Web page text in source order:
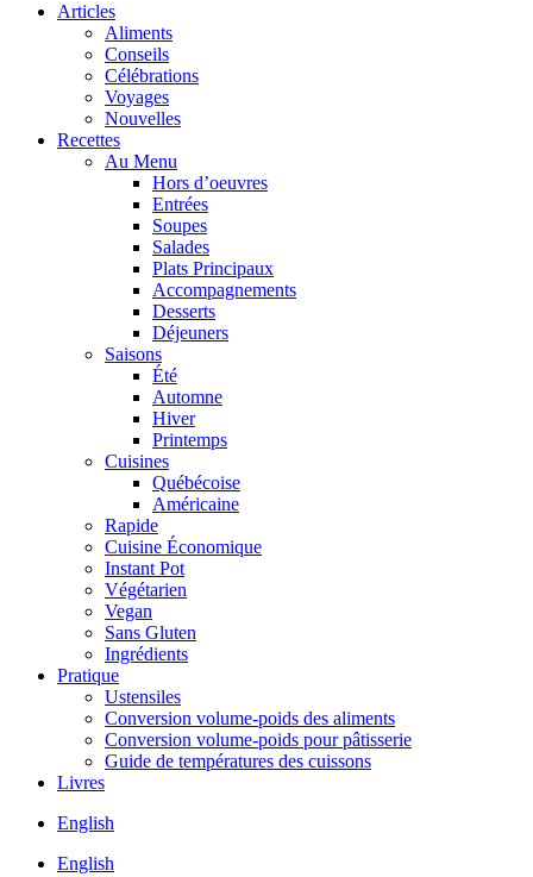
Articles
Aliments
Conseils
Célébrations
Voyages
Nouvelles
Recettes
Au Menu
Hors d’oeuvres
Entrées
Soupes
Salades
Plats Principaux
Accompagnements
Desserts
Déjeuners
Saisons
Été
Automne
Hiver
Printemps
Cuisines
Québécoise
Américaine
Rapide
Cuisine Économique
Instant Pot
Végétarien
Vegan
Sans Gluten
Ingrédients
Pratique
Ustensiles
Conversion volume-poids des aliments
Conversion volume-poids pour pâtisserie
Guide de températures des cuissons
Livres
English
English